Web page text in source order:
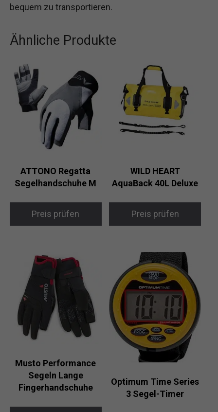
bequem zu transportieren.
Ähnliche Produkte
ATTONO Regatta
Segelhandschuhe M
Preis prüfen
WILD HEART
AquaBack 40L Deluxe
Preis prüfen
Musto Performance
Segeln Lange
Fingerhandschuhe
Optimum Time Series
3 Segel-Timer